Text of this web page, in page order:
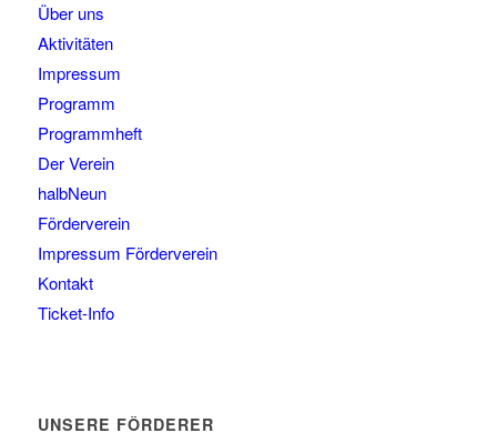
Über uns
Aktivitäten
Impressum
Programm
Programmheft
Der Verein
halbNeun
Förderverein
Impressum Förderverein
Kontakt
Ticket-Info
UNSERE FÖRDERER